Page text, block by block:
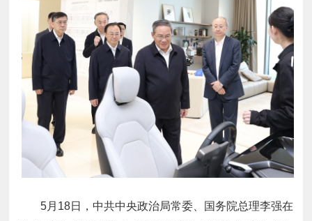
5月18日，中共中央政治局常委、国务院总理李强在